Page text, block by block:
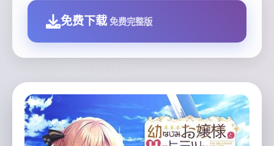
免费下载 免费完整版